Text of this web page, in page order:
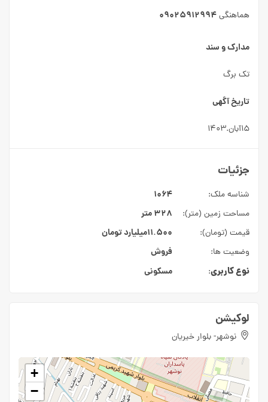
هماهنگی۰۹۰۲۵۹۱۲۹۹۴
مدارک و سند
تک برگ
تاریخ آگهی
۱۵آبان.۱۴۰۳
جزئیات
شناسه ملک: ۱۰۶۴
مساحت زمین (متر): ۳۲۸ متر
قیمت (تومان): ۱۱.۵۰۰میلیارد تومان
وضعیت ها: فروش
نوع کاربری: مسکونی
لوکیشن
نوشهر- بلوار خیریان
+
−